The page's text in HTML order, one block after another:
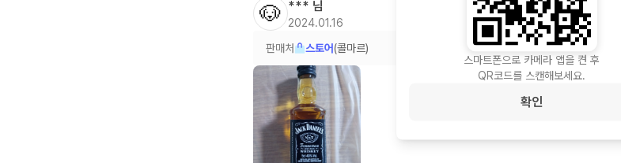
🐶 *** 님
2024.01.16
판매처 스토어 (콜마르)
스마트폰으로 카메라 앱을 켠 후
QR코드를 스캔해보세요.
확인